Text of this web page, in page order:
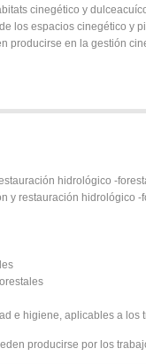
cinegético y
los espacios cinegético y
producirse en la gestión
hidrológico -
y restauración hidrológico -
e higiene, aplicables a los
producirse por los